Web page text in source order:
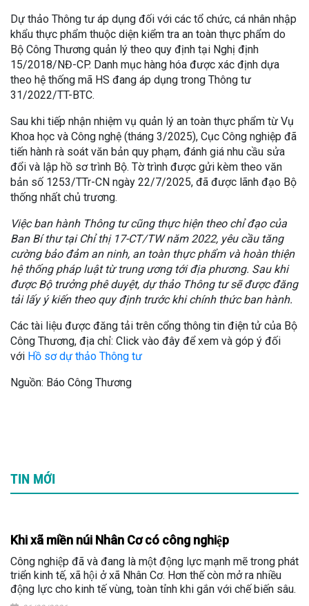
Dự thảo Thông tư áp dụng đối với các tổ chức, cá nhân nhập
khẩu thực phẩm thuộc diện kiểm tra an toàn thực phẩm do
Bộ Công Thương quản lý theo quy định tại Nghị định
15/2018/NĐ-CP. Danh mục hàng hóa được xác định dựa
theo hệ thống mã HS đang áp dụng trong Thông tư
31/2022/TT-BTC.
Sau khi tiếp nhận nhiệm vụ quản lý an toàn thực phẩm từ Vụ
Khoa học và Công nghệ (tháng 3/2025), Cục Công nghiệp đã
tiến hành rà soát văn bản quy phạm, đánh giá nhu cầu sửa
đổi và lập hồ sơ trình Bộ. Tờ trình được gửi kèm theo văn
bản số 1253/TTr-CN ngày 22/7/2025, đã được lãnh đạo Bộ
thống nhất chủ trương.
Việc ban hành Thông tư cũng thực hiện theo chỉ đạo của
Ban Bí thư tại Chỉ thị 17-CT/TW năm 2022, yêu cầu tăng
cường bảo đảm an ninh, an toàn thực phẩm và hoàn thiện
hệ thống pháp luật từ trung ương tới địa phương. Sau khi
được Bộ trưởng phê duyệt, dự thảo Thông tư sẽ được đăng
tải lấy ý kiến theo quy định trước khi chính thức ban hành.
Các tài liệu được đăng tải trên cổng thông tin điện tử của Bộ
Công Thương, địa chỉ: Click vào đây để xem và góp ý đối
với Hồ sơ dự thảo Thông tư
Nguồn: Báo Công Thương
TIN MỚI
Khi xã miền núi Nhân Cơ có công nghiệp
Công nghiệp đã và đang là một động lực mạnh mẽ trong phát
triển kinh tế, xã hội ở xã Nhân Cơ. Hơn thế còn mở ra nhiều
động lực cho kinh tế vùng, toàn tỉnh khi gắn với chế biến sâu.